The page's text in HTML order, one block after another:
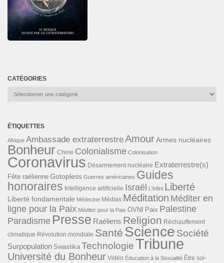
CATÉGORIES
Catégories
ÉTIQUETTES
Afrique Ambassade extraterrestreAmourArmes nucléaires
Bonheur Chine Colonialisme Colonisation
Coronavirus Désarmement nucléaire Extraterrestre(s)
Fête raélienne Gotopless Guerres américaines Guides
honoraires Intelligence artificielle Israël L'infini Liberté
Liberté fondamentale Médecine Médias Méditation Méditer en
ligne pour la Paix Méditer pour la Paix OVNI Paix Palestine
Paradisme Presse Raéliens Religion Réchauffement
climatique Révolution mondiale Santé Science Société
Surpopulation Swastika TechnologieTribune
Université du Bonheur Vidéo Éducation à la Sexualité Être soi-